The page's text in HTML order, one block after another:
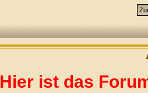
Hier ist das